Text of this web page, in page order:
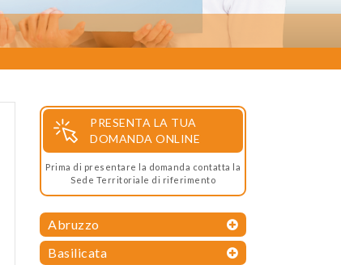
PRESENTA LA TUA
DOMANDA ONLINE
Prima di presentare la domanda contatta la
Sede Territoriale di riferimento
Abruzzo
Basilicata